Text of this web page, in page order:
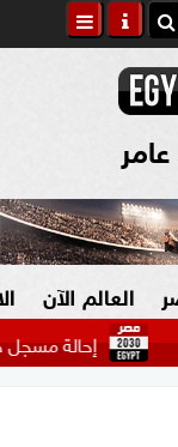
العالم الآن
إحالة مسجل خطر